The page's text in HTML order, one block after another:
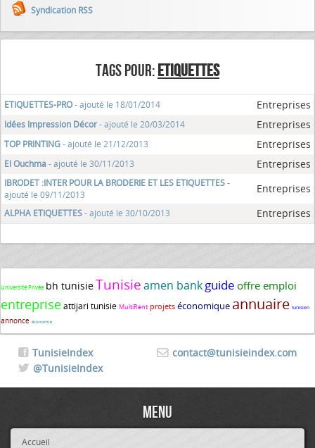
Syndication RSS
TAGS POUR: ETIQUETTES
ETIQUETTES-PRO- ajouté le 18/01/2014 Entreprises
Idées Impression Décor- ajouté le 20/03/2014 Entreprises
TOP PRINTING- ajouté le 21/12/2013 Entreprises
El Ouchma- ajouté le 30/11/2013 Entreprises
IBRODET :INTER POUR LA BRODERIE ET LES ETIQUETTES-
ajouté le 09/11/2013
Entreprises
ALPHA ETIQUETTES- ajouté le 30/10/2013 Entreprises
Université Privée bh tunisieTunisieamen bankguide offre emploi
entrepriseattijari tunisie MultiRent projets économique annuaire tunisien
annonce économie
contact@tunisieindex.com
TunisieIndex
@TunisieIndex
Menu
Accueil